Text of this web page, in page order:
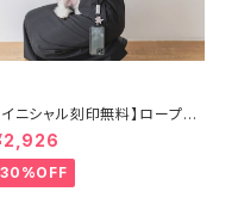
イニシャル刻印無料】ロープス
ホストラップ シルバー
30%OFF